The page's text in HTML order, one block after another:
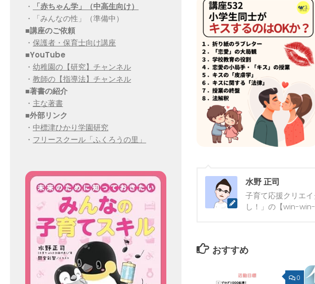
水野 正司
子育て応援クリエ
し！」の【win-
おすすめ
0
・
「赤ちゃん学」（中高生向け）
・「みんなの性」（準備中）
■講座のご依頼
・ 保護者・保育士向け講座
■YouTube
・ 幼稚園の【研究】チャンネル
・ 教師の【指導法】チャンネル
■著書の紹介
・ 主な著書
■外部リンク
・ 中標津ひかり学園研究
・ フリースクール「ふくろうの里」